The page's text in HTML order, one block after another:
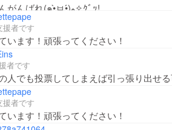
雪音さんがんばれ(๑•̀ㅂ•́)و✧ｸﾞｯ!
援者です
います！頑張ってください！
者です
人でも投票してしまえば引っ張り出せ
援者です
います！頑張ってください！